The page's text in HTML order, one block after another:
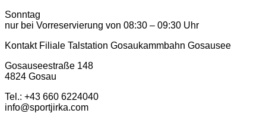
Sonntag
nur bei Vorreservierung von 08:30 – 09:30 Uhr
Kontakt Filiale Talstation Gosaukammbahn Gosausee
Gosauseestraße 148
4824 Gosau
Tel.: ‭+43 660 6224040‬
info@sportjirka.com